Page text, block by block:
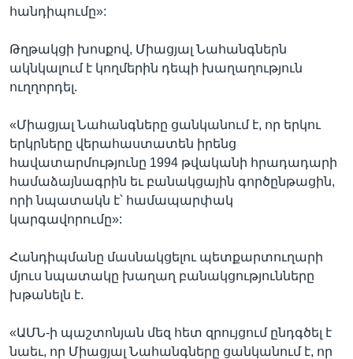
հանդիպումը»:
Թղթակցի խոսքով, Միացյալ Նահանգներն
ակնկալում է կողմերին դեպի խաղաղություն
ուղղորդել.
«Միացյալ Նահանգները ցանկանում է, որ երկու
երկրները վերահաստատեն իրենց
հավատարմությունը 1994 թվականի հրադադարի
համաձայնագրին եւ բանակցային գործընթացին,
որի նպատակն է՝ համապարփակ
կարգավորումը»:
Հանդիպմանը մասնակցելու պետքարտուղարի
մյուս նպատակը խաղաղ բանակցությունները
խթանելն է.
«ԱՄՆ-ի պաշտոնյան մեզ հետ զրույցում ընդգծել է
նաեւ, որ Միացյալ Նահանգները ցանկանում է, որ